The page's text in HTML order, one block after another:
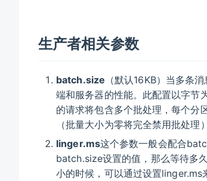
生产者相关参数
batch.size （默认16KB）当多条
端和服务器的性能。此配置以字节
的请求将包含多个批处理，每个分
（批量大小为零将完全禁用批处理
linger.ms这个参数一般会配合
batch.size设置的值，那么等待多
小的时候，可以通过设置linger.ms